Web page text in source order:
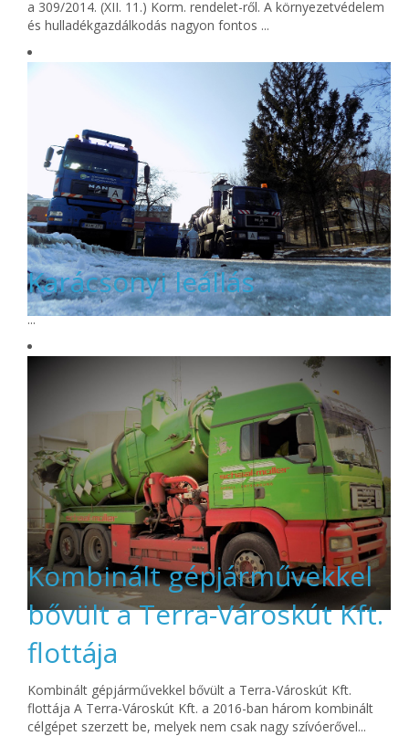
a 309/2014. (XII. 11.) Korm. rendelet-ről. A környezetvédelem
és hulladékgazdálkodás nagyon fontos ...
Karácsonyi leállás
...
Kombinált gépjárművekkel
bővült a Terra-Városkút Kft.
flottája
Kombinált gépjárművekkel bővült a Terra-Városkút Kft.
flottája A Terra-Városkút Kft. a 2016-ban három kombinált
célgépet szerzett be, melyek nem csak nagy szívóerővel...